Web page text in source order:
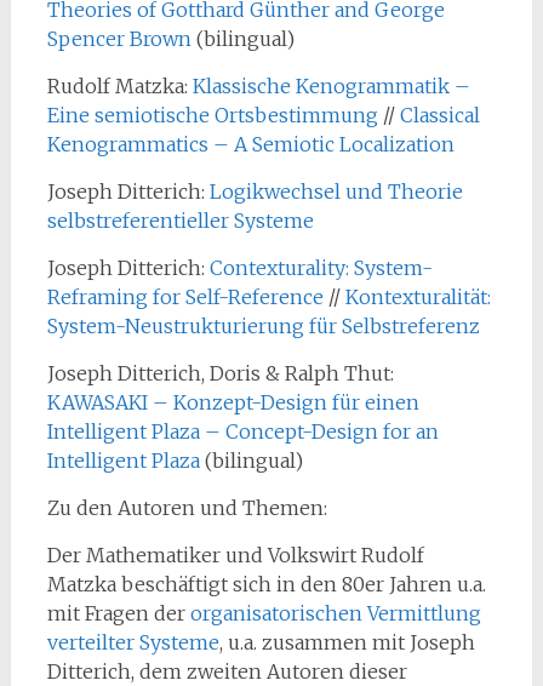
Theories of Gotthard Günther and George
Spencer Brown (bilingual)
Rudolf Matzka: Klassische Kenogrammatik –
Eine semiotische Ortsbestimmung // Classical
Kenogrammatics – A Semiotic Localization
Joseph Ditterich: Logikwechsel und Theorie
selbstreferentieller Systeme
Joseph Ditterich: Contexturality: System-
Reframing for Self-Reference // Kontexturalität:
System-Neustrukturierung für Selbstreferenz
Joseph Ditterich, Doris & Ralph Thut:
KAWASAKI – Konzept-Design für einen
Intelligent Plaza – Concept-Design for an
Intelligent Plaza(bilingual)
Zu den Autoren und Themen:
Der Mathematiker und Volkswirt Rudolf
Matzka beschäftigt sich in den 80er Jahren u.a.
mit Fragen der organisatorischen Vermittlung
verteilter Systeme, u.a. zusammen mit Joseph
Ditterich, dem zweiten Autoren dieser